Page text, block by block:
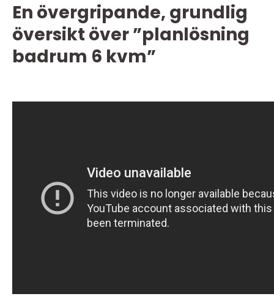
En övergripande, grundlig
översikt över ”planlösning
badrum 6 kvm”